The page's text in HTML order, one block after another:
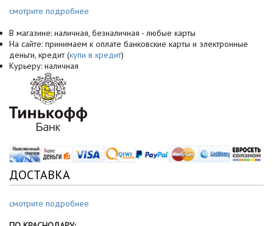
смотрите подробнее
В магазине: наличная, безналичная - любые карты
На сайте: принимаем к оплате банковские карты и электронные
деньги, кредит (купи в кредит)
Курьеру: наличная
ДОСТАВКА
смотрите подробнее